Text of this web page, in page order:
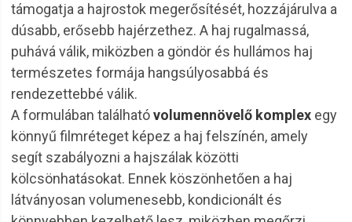
támogatja a hajrostok megerősítését, hozzájárulva a
dúsabb, erősebb hajérzethez. A haj rugalmassá,
puhává válik, miközben a göndör és hullámos haj
természetes formája hangsúlyosabbá és
rendezettebbé válik.
A formulában találhatóvolumennövelő komplex egy
könnyű filmréteget képez a haj felszínén, amely
segít szabályozni a hajszálak közötti
kölcsönhatásokat. Ennek köszönhetően a haj
látványosan volumenesebb, kondicionált és